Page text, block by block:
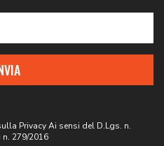
PrivacyAi sensi del D.Lgs. n.
279/2016